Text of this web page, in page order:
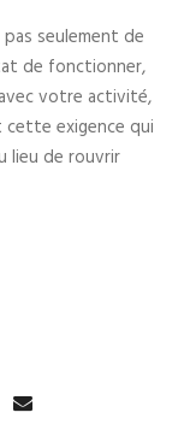
seulement de
de fonctionner,
votre activité,
exigence qui
lieu de rouvrir